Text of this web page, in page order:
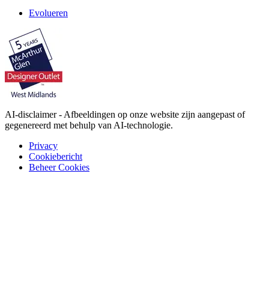
Evolueren
AI-disclaimer - Afbeeldingen op onze website zijn aangepast of
gegenereerd met behulp van AI-technologie.
Privacy
Cookiebericht
Beheer Cookies